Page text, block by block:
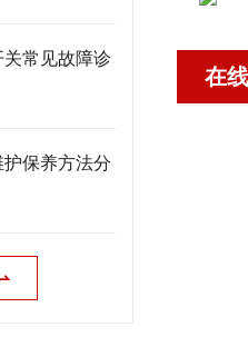
常见故障诊
保养方法分
在